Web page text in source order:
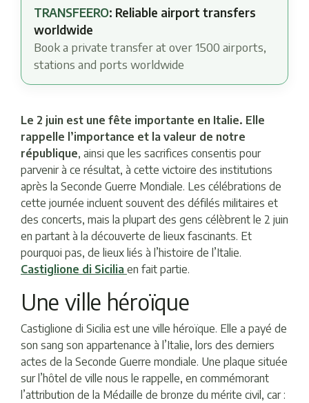
TRANSFEERO: Reliable airport transfers
worldwide
Book a private transfer at over 1500 airports,
stations and ports worldwide
Le 2 juin est une fête importante en Italie. Elle
rappelle l’importance et la valeur de notre
république, ainsi que les sacrifices consentis pour
parvenir à ce résultat, à cette victoire des institutions
après la Seconde Guerre Mondiale. Les célébrations de
cette journée incluent souvent des défilés militaires et
des concerts, mais la plupart des gens célèbrent le 2 juin
en partant à la découverte de lieux fascinants. Et
pourquoi pas, de lieux liés à l’histoire de l’Italie.
Castiglione di Sicilia en fait partie.
Une ville héroïque
Castiglione di Sicilia est une ville héroïque. Elle a payé de
son sang son appartenance à l’Italie, lors des derniers
actes de la Seconde Guerre mondiale. Une plaque située
sur l’hôtel de ville nous le rappelle, en commémorant
l’attribution de la Médaille de bronze du mérite civil, car :